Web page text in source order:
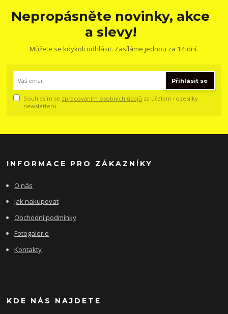
Nepropásněte novinky, akce
a slevy!
Můžete se kdykoli odhlásit. Zasíláme jednou za 14 dní.
Přihlásit se
Souhlasím se zpracováním osobních údajů za účelem rozesílky
newsletteru.
INFORMACE PRO ZÁKAZNÍKY
O nás
Jak nakupovat
Obchodní podmínky
Fotogalerie
Kontakty
KDE NÁS NAJDETE